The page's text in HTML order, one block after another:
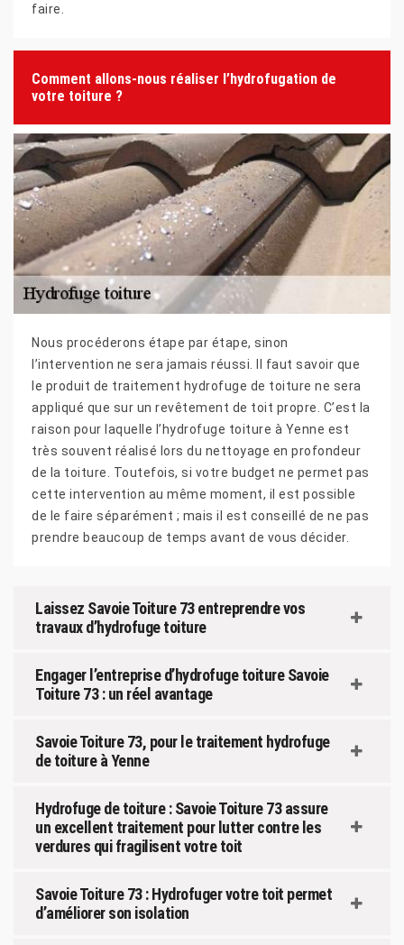
faire.
Comment allons-nous réaliser l’hydrofugation de
votre toiture ?
Nous procéderons étape par étape, sinon
l’intervention ne sera jamais réussi. Il faut savoir que
le produit de traitement hydrofuge de toiture ne sera
appliqué que sur un revêtement de toit propre. C’est la
raison pour laquelle l’hydrofuge toiture à Yenne est
très souvent réalisé lors du nettoyage en profondeur
de la toiture. Toutefois, si votre budget ne permet pas
cette intervention au même moment, il est possible
de le faire séparément ; mais il est conseillé de ne pas
prendre beaucoup de temps avant de vous décider.
Laissez Savoie Toiture 73 entreprendre vos
travaux d’hydrofuge toiture
Engager l’entreprise d’hydrofuge toiture Savoie
Toiture 73 : un réel avantage
Savoie Toiture 73, pour le traitement hydrofuge
de toiture à Yenne
Hydrofuge de toiture : Savoie Toiture 73 assure
un excellent traitement pour lutter contre les
verdures qui fragilisent votre toit
Savoie Toiture 73 : Hydrofuger votre toit permet
d’améliorer son isolation